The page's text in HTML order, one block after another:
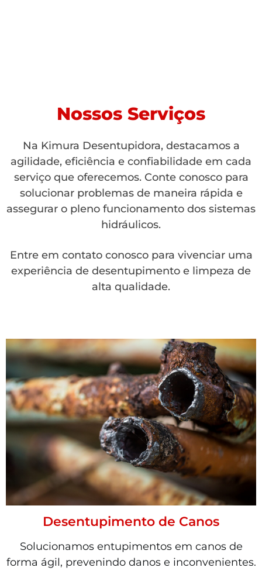
Nossos Serviços
Na Kimura Desentupidora, destacamos a
agilidade, eficiência e confiabilidade em cada
serviço que oferecemos. Conte conosco para
solucionar problemas de maneira rápida e
assegurar o pleno funcionamento dos sistemas
hidráulicos.
Entre em contato conosco para vivenciar uma
experiência de desentupimento e limpeza de
alta qualidade.
Desentupimento de Canos
Solucionamos entupimentos em canos de
forma ágil, prevenindo danos e inconvenientes.